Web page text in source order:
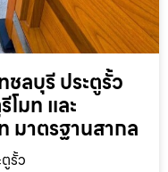
ชลบุรี ประตูรั้ว
มท และ
มาตรฐานสากล
รั้ว